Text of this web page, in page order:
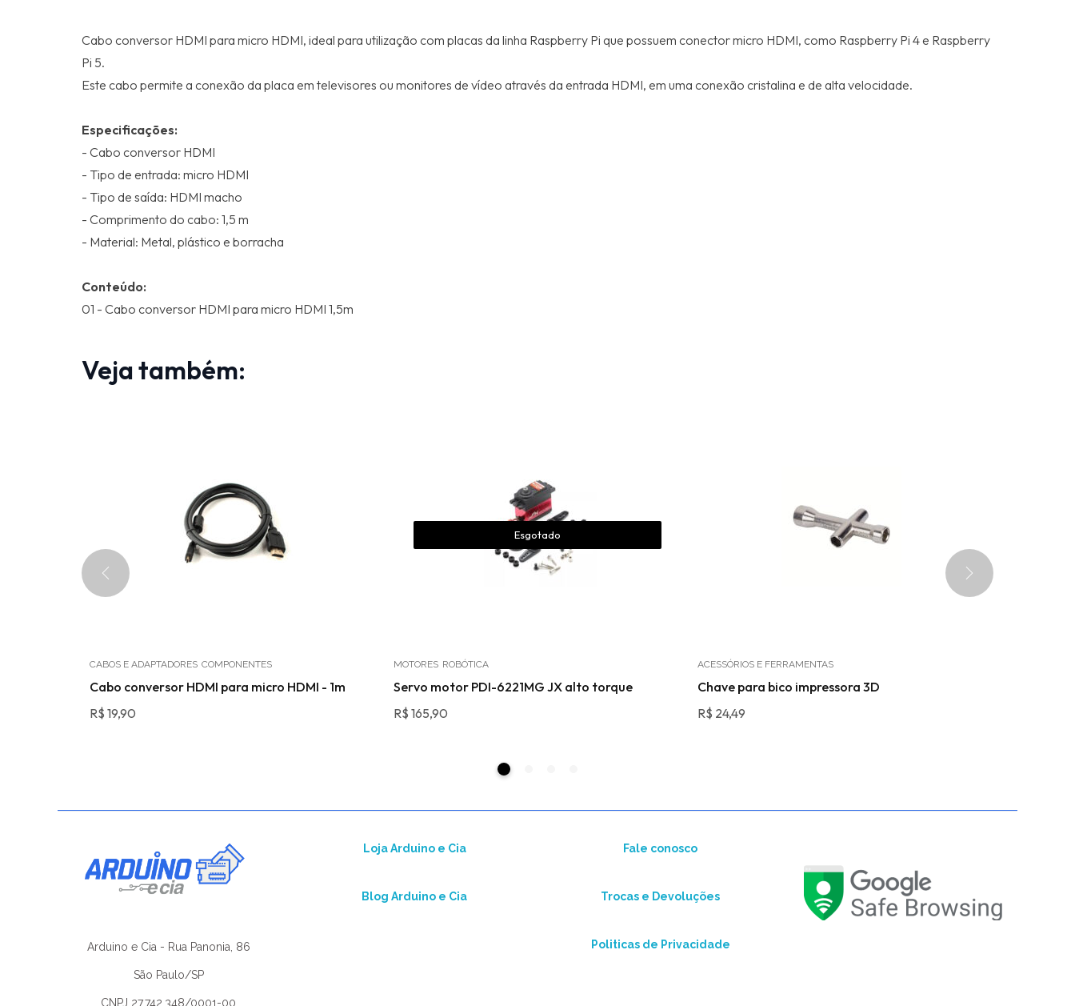
Cabo conversor HDMI para micro HDMI, ideal para utilização com placas da linha Raspberry Pi que possuem conector micro HDMI, como Raspberry Pi 4 e Raspberry
Pi 5.
Este cabo permite a conexão da placa em televisores ou monitores de vídeo através da entrada HDMI, em uma conexão cristalina e de alta velocidade.
Especificações:
- Cabo conversor HDMI
- Tipo de entrada: micro HDMI
- Tipo de saída: HDMI macho
- Comprimento do cabo: 1,5 m
- Material: Metal, plástico e borracha
Conteúdo:
01 - Cabo conversor HDMI para micro HDMI 1,5m
Veja também:
CABOS E ADAPTADORES COMPONENTES
Cabo conversor HDMI para micro HDMI - 1m
R$ 19,90
Esgotado
MOTORES ROBÓTICA
Servo motor PDI-6221MG JX alto torque
R$ 165,90
ACESSÓRIOS E FERRAMENTAS
Chave para bico impressora 3D
R$ 24,49
Arduino e Cia - Rua Panonia, 86
São Paulo/SP
CNPJ 27.742.348/0001-00
Loja Arduino e Cia
Blog Arduino e Cia
Fale conosco
Trocas e Devoluções
Politicas de Privacidade